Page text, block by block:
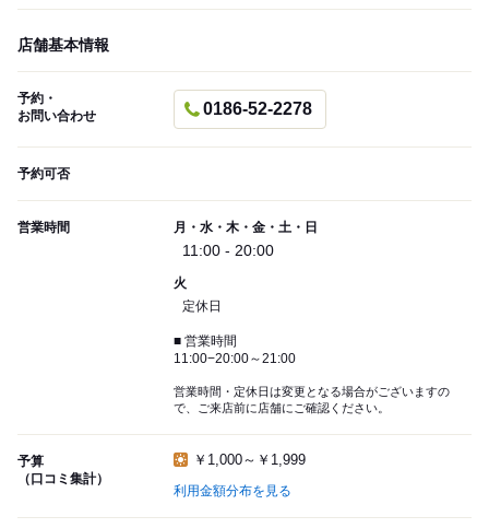
店舗基本情報
予約・
お問い合わせ
0186-52-2278
予約可否
営業時間 月・水・木・金・土・日
11:00 - 20:00
火
定休日
■ 営業時間
11:00−20:00～21:00
営業時間・定休日は変更となる場合がございますの
で、ご来店前に店舗にご確認ください。
予算
（口コミ集計）
￥1,000～￥1,999
利用金額分布を見る